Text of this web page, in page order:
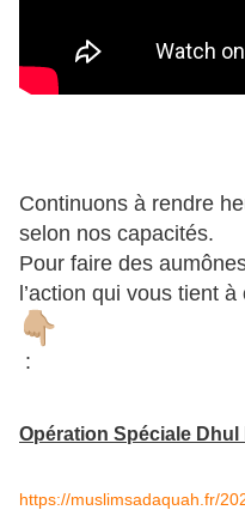
Continuons à rendre
selon nos capacités.
Pour faire des
l’action qui vous tient
:
Opération Spéciale Dhul
https://muslimsadaquah.fr/